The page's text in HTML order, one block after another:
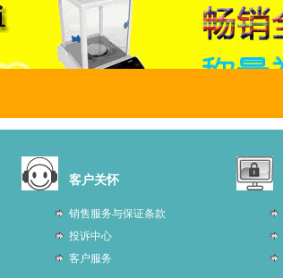
客户关怀
销售服务与保证条款
投诉中心
客户服务